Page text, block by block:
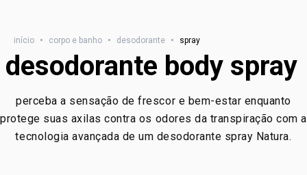
início • corpo e banho • desodorante • spray
desodorante body spray
perceba a sensação de frescor e bem-estar enquanto
protege suas axilas contra os odores da transpiração com a
tecnologia avançada de um desodorante spray Natura.